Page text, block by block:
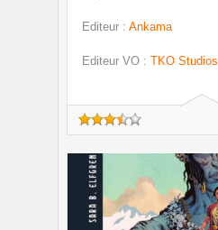
Editeur : Ankama
Editeur VO : TKO Studios